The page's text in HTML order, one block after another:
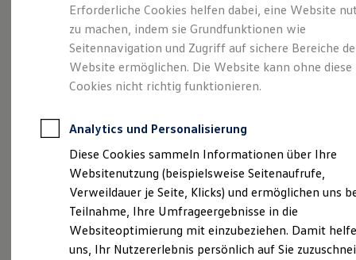
Leasing
Leasing-Angebote
Gebrauchtwagen Leasing
Junge Gebrauchtwagen-Leasing
Elektroauto Leasing
Kleinwagen-Leasing
Leasing ohne Anzahlung
Autokredit mit Schlussrate
Versicherungen und Garantien
Kfz-Versicherung
Restschuldversicherungen
Garantien
Wartungsverträge
Geschäftskunden
Professional Class bei Volkswagen
Großkunden
Behörden
Ihr Einstieg in unser
Unternehmen.
Stellenangebote
vom Autohaus
Borgmann.
Erforderliche Cookies helfen dabei, eine Website
zu machen, indem sie Grundfunktionen wie
Seitennavigation und Zugriff auf sichere Bereiche
Website ermöglichen. Die Website kann ohne diese
Cookies nicht richtig funktionieren.
Analytics und Personalisierung
Diese Cookies sammeln Informationen über Ihre
Websitenutzung (beispielsweise Seitenaufrufe,
Verweildauer je Seite, Klicks) und ermöglichen uns
Teilnahme, Ihre Umfrageergebnisse in die
Websiteoptimierung mit einzubeziehen. Damit
uns, Ihr Nutzererlebnis persönlich auf Sie